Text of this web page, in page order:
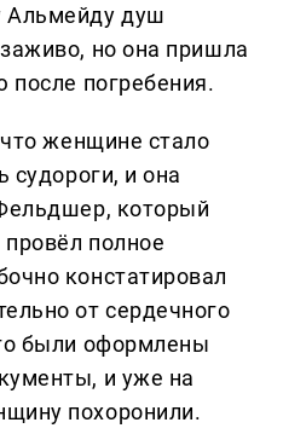
Альмейду душ
но она пришла
после погребения.
женщине стало
судороги, и она
который
полное
констатировал
от сердечного
были оформлены
и уже на
похоронили.